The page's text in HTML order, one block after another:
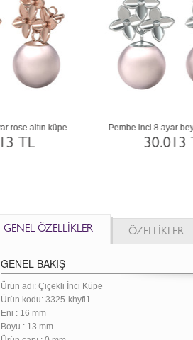
Siyah inci 18 ayar rose altın küpe
GENEL ÖZELLİKLER ÖZELLİKLER
GENEL BAKIŞ
Ürün adı: Çiçekli İnci Küpe
Ürün kodu: 3325-khyfi1
Eni : 16 mm
Boyu : 13 mm